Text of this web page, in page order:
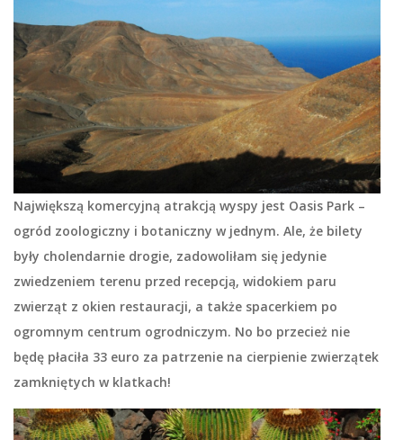
Największą komercyjną atrakcją wyspy jest Oasis Park –
ogród zoologiczny i botaniczny w jednym. Ale, że bilety
były cholendarnie drogie, zadowoliłam się jedynie
zwiedzeniem terenu przed recepcją, widokiem paru
zwierząt z okien restauracji, a także spacerkiem po
ogromnym centrum ogrodniczym. No bo przecież nie
będę płaciła 33 euro za patrzenie na cierpienie zwierzątek
zamkniętych w klatkach!